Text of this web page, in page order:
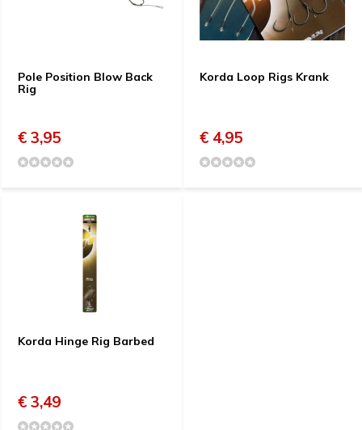
Pole Position Blow Back
Rig
€ 3,95
Korda Loop Rigs Krank
€ 4,95
Korda Hinge Rig Barbed
€ 3,49